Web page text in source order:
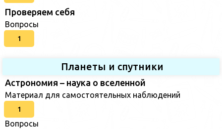
Проверяем себя
Вопросы
1
Планеты и спутники
Астрономия – наука о вселенной
Материал для самостоятельных наблюдений
1
Вопросы